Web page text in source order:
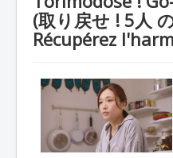
Toku-Critiques
Séries
Dessins
Artiste Asperger
(取り戻せ ! 5人
Récupérez